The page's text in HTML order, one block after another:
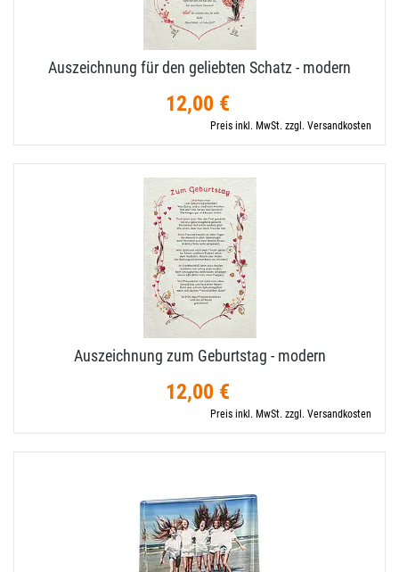
Auszeichnung für den geliebten Schatz - modern
12,00 €
Preis inkl. MwSt. zzgl. Versandkosten
Auszeichnung zum Geburtstag - modern
12,00 €
Preis inkl. MwSt. zzgl. Versandkosten